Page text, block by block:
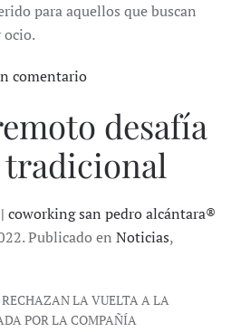
para aquellos que buscan
comentario
desafía
coworking san pedro alcántara®
Publicado en Noticias,
LA VUELTA A LA
POR LA COMPAÑÍA